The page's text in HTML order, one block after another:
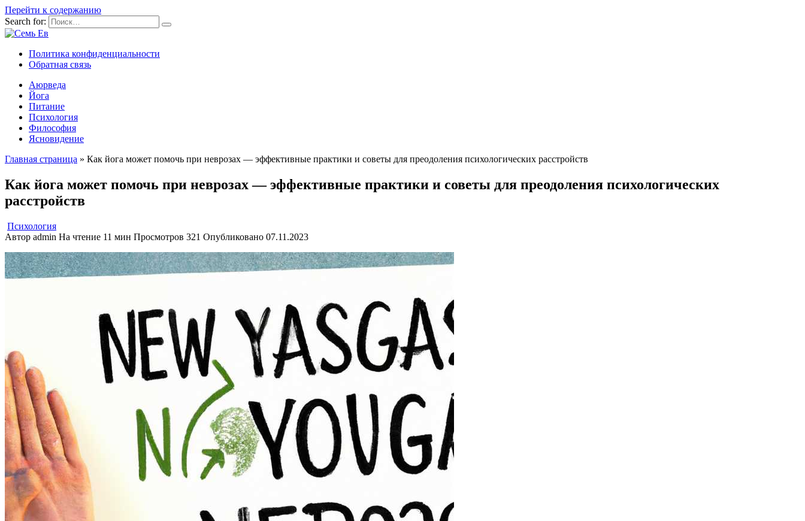
Перейти к содержанию
Search for:
Политика конфиденциальности
Обратная связь
Аюрведа
Йога
Питание
Психология
Философия
Ясновидение
Главная страница » Как йога может помочь при неврозах — эффективные практики и советы для преодоления психологических расстройств
Как йога может помочь при неврозах — эффективные практики и советы для преодоления психологических
расстройств
Психология
Автор admin На чтение 11 мин Просмотров 321 Опубликовано 07.11.2023